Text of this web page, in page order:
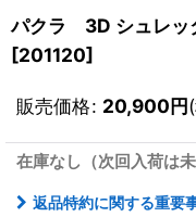
パクラ 3D シュレッ
[201120]
販売価格: 20,900円
在庫なし（次回入荷は未
返品特約に関する重要